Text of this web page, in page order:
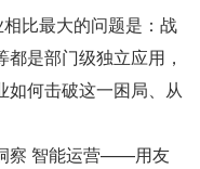
比最大的问题是：战
是部门级独立应用，
如何击破这一困局、从
察 智能运营——用友